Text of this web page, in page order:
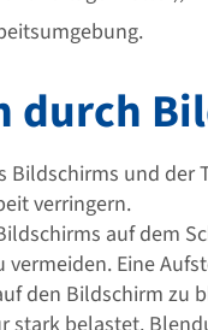
durch
Bildschirms und
verringern.
auf dem
Eine
den Bildschirm zu